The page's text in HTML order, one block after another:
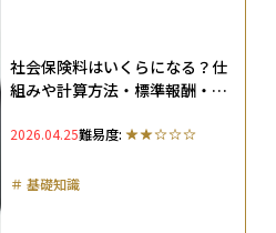
社会保険料はいくらになる？仕
組みや計算方法・標準報酬・料
2026.04.25難易度:
＃ 基礎知識